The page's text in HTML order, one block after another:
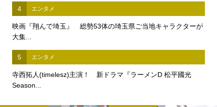
4 エンタメ
映画『翔んで埼玉』 総勢53体の埼玉県ご当地キャラクターが
大集...
5 エンタメ
寺西拓人(timelesz)主演！ 新ドラマ『ラーメンD 松平國光
Season...